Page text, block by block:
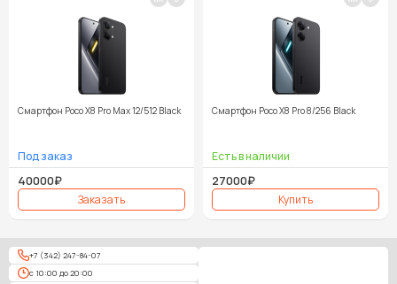
Смартфон Poco X8 Pro Max 12/512 Black
40000₽
Смартфон Poco X8 Pro 8/256 Black
27000₽
+7 (342) 247-84-07
с 10:00 до 20:00